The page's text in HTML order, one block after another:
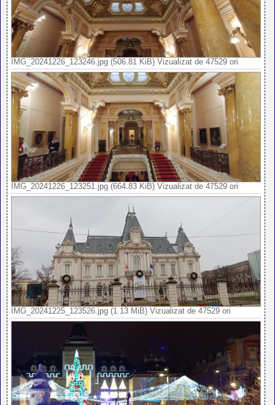
IMG_20241226_123246.jpg (506.81 KiB) Vizualizat de 47529 ori
IMG_20241226_123251.jpg (664.83 KiB) Vizualizat de 47529 ori
IMG_20241225_123526.jpg (1.13 MiB) Vizualizat de 47529 ori